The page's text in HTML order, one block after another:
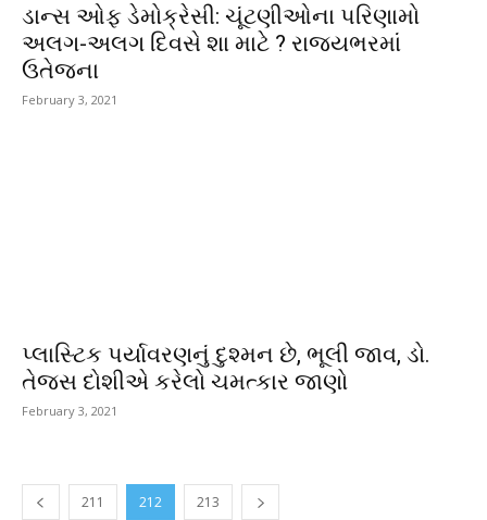
ડાન્સ ઓફ ડેમોક્રેસી: ચૂંટણીઓના પરિણામો
અલગ-અલગ દિવસે શા માટે ? રાજયભરમાં
ઉતેજના
February 3, 2021
પ્લાસ્ટિક પર્યાવરણનું દુશ્મન છે, ભૂલી જાવ, ડો.
તેજસ દોશીએ કરેલો ચમત્કાર જાણો
February 3, 2021
211 212 213